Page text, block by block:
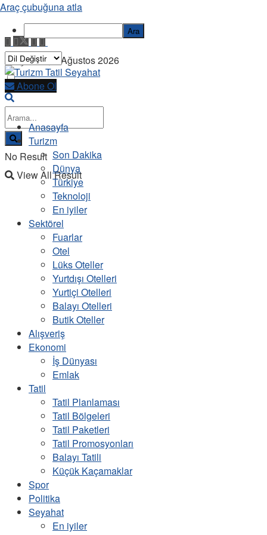
Perşembe, 6 Ağustos 2026
No Result
View All Result
Abone Ol
Anasayfa
Turizm
Son Dakika
Dünya
Türkiye
Teknoloji
En iyiler
Sektörel
Fuarlar
Otel
Lüks Oteller
Yurtdışı Otelleri
Yurtiçi Otelleri
Balayı Otelleri
Butik Oteller
Alışveriş
Ekonomi
İş Dünyası
Emlak
Tatil
Tatil Planlaması
Tatil Bölgeleri
Tatil Paketleri
Tatil Promosyonları
Balayı Tatili
Küçük Kaçamaklar
Spor
Politika
Seyahat
En iyiler
Araç çubuğuna atla
Ara